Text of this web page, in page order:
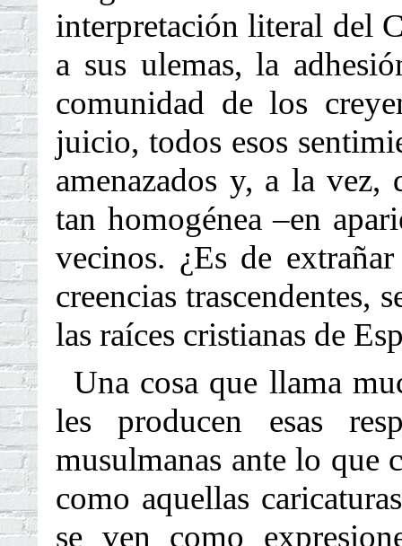
interpretación literal del
a sus ulemas, la
comunidad de los
juicio, todos esos
amenazados y, a la vez,
tan homogénea –en
vecinos. ¿Es de
creencias trascendentes,
las raíces cristianas de
Una cosa que llama
les producen esas
musulmanas ante lo que
como aquellas
se ven como